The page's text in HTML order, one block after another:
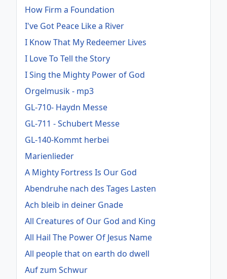
How Firm a Foundation
I've Got Peace Like a River
I Know That My Redeemer Lives
I Love To Tell the Story
I Sing the Mighty Power of God
Orgelmusik - mp3
GL-710- Haydn Messe
GL-711 - Schubert Messe
GL-140-Kommt herbei
Marienlieder
A Mighty Fortress Is Our God
Abendruhe nach des Tages Lasten
Ach bleib in deiner Gnade
All Creatures of Our God and King
All Hail The Power Of Jesus Name
All people that on earth do dwell
Auf zum Schwur